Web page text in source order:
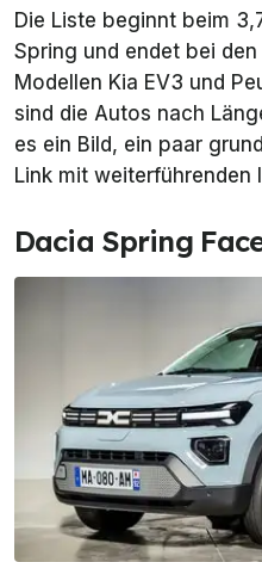
Die Liste beginnt beim
Spring und endet bei
Modellen Kia EV3 und
sind die Autos nach
es ein Bild, ein paar
Link mit
Dacia Spring